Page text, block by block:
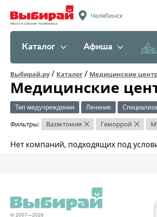
Места и события Челябинска
Челябинск
Каталог Афиша
Выбирай.ру/ Каталог / Медицинские
Медицинские
Тип медучреждения Лечение
Фильтры: Вазэктомия × Геморрой ×
Нет компаний, подходящих под
© 2007—2026